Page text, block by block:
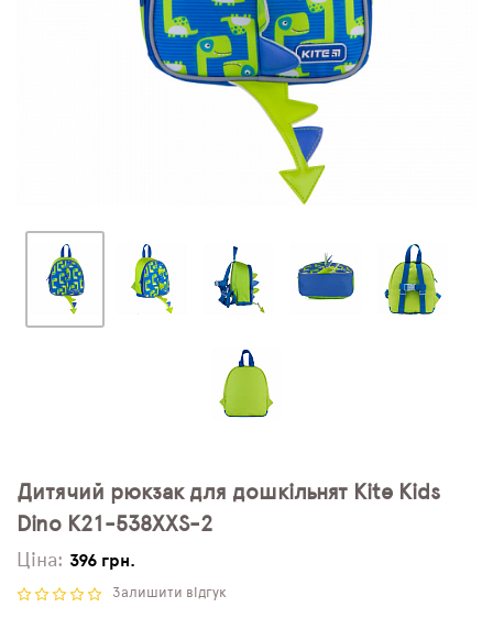
Дитячий рюкзак для дошкільнят Kite Kids
Dino K21-538XXS-2
Ціна: 396 грн.
Залишити відгук